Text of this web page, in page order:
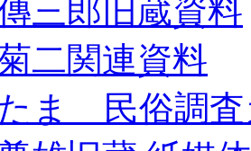
三郎旧蔵資料
二関連資料
ま 民俗調査